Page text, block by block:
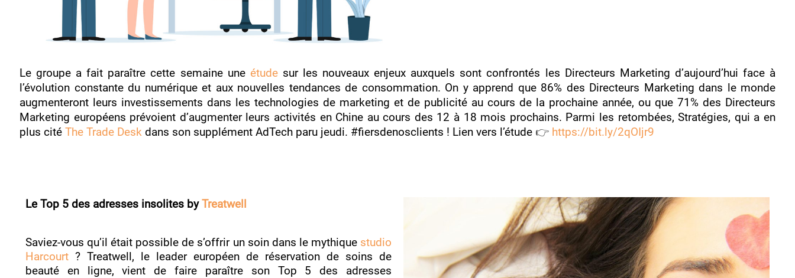
Le groupe a fait paraître cette semaine une étudesur les nouveaux enjeux auxquels sont confrontés les Directeurs Marketing d’aujourd’hui face à
l’évolution constante du numérique et aux nouvelles tendances de consommation. On y apprend que 86% des Directeurs Marketing dans le monde
augmenteront leurs investissements dans les technologies de marketing et de publicité au cours de la prochaine année, ou que 71% des Directeurs
Marketing européens prévoient d’augmenter leurs activités en Chine au cours des 12 à 18 mois prochains. Parmi les retombées, Stratégies, qui a en
plus cité The Trade Desk dans son supplément AdTech paru jeudi. #fiersdenosclients ! Lien vers l’étude 👉 https://bit.ly/2qOIjr9
Le Top 5 des adresses insolites byTreatwell
Saviez-vous qu’il était possible de s’offrir un soin dans le mythique studio
Harcourt ? Treatwell, le leader européen de réservation de soins de
beauté en ligne, vient de faire paraître son Top 5 des adresses